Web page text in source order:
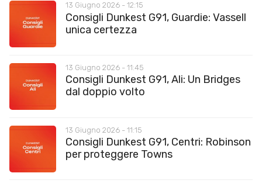
13 Giugno 2026 - 12:15
Consigli Dunkest G91, Guardie: Vassell
unica certezza
13 Giugno 2026 - 11:45
Consigli Dunkest G91, Ali: Un Bridges
dal doppio volto
13 Giugno 2026 - 11:15
Consigli Dunkest G91, Centri: Robinson
per proteggere Towns